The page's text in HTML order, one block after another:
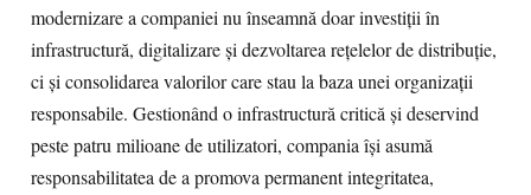
modernizare a companiei nu înseamnă doar investiții în
infrastructură, digitalizare și dezvoltarea rețelelor de distribuție,
ci și consolidarea valorilor care stau la baza unei organizații
responsabile. Gestionând o infrastructură critică și deservind
peste patru milioane de utilizatori, compania își asumă
responsabilitatea de a promova permanent integritatea,